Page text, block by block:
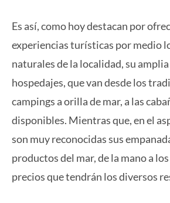
Es así, como hoy destacan por
experiencias turísticas por medio
naturales de la localidad, su amplia
hospedajes, que van desde los
campings a orilla de mar, a las
disponibles. Mientras que, en el
son muy reconocidas sus
productos del mar, de la mano a
precios que tendrán los diversos